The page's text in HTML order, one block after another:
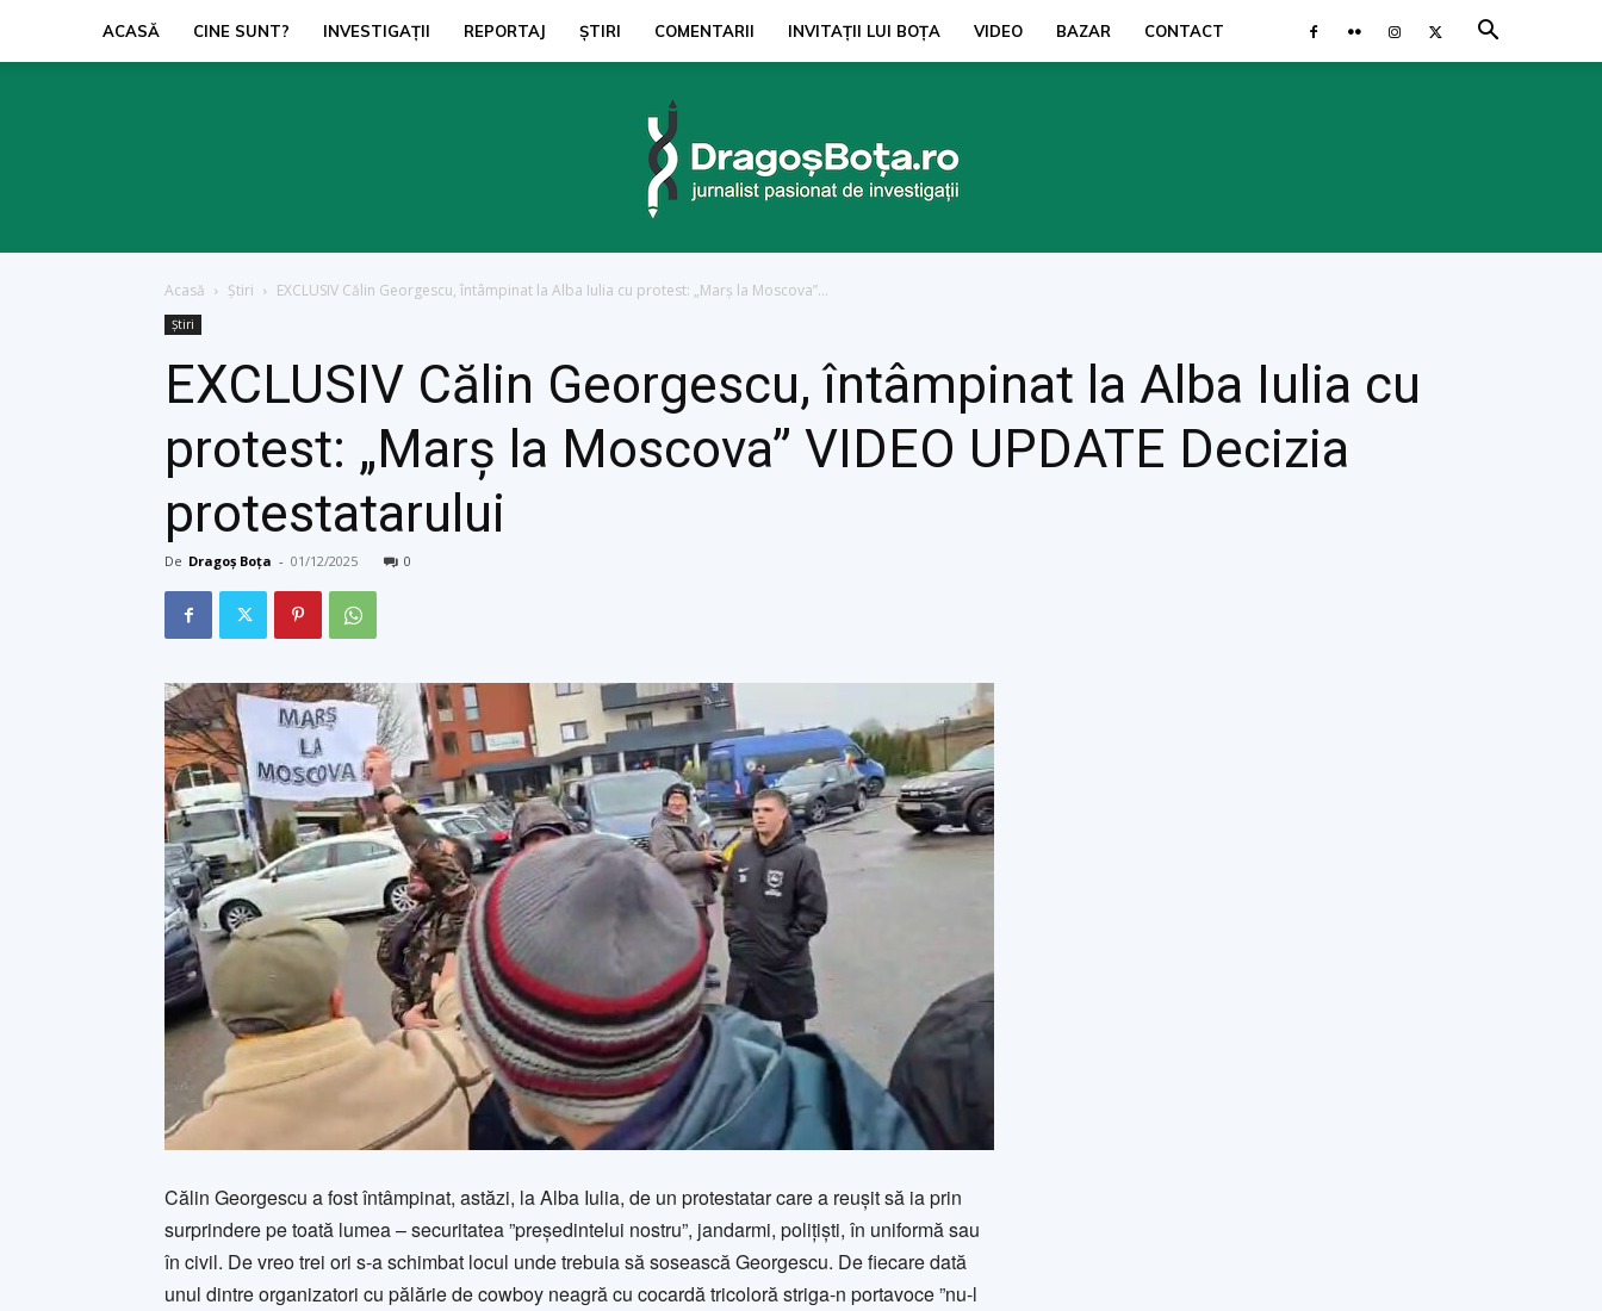
ACASĂ CINE SUNT? INVESTIGAŢII REPORTAJ ŞTIRI COMENTARII INVITAȚII LUI BOŢA VIDEO BAZAR CONTACT
Acasă Ştiri EXCLUSIV Călin Georgescu, întâmpinat la Alba Iulia cu protest: „Marș la Moscova”...
Ştiri
EXCLUSIV Călin Georgescu, întâmpinat la Alba Iulia cu
protest: „Marș la Moscova” VIDEO UPDATE Decizia
protestatarului
De Dragoș Boța - 01/12/2025 0
Călin Georgescu a fost întâmpinat, astăzi, la Alba Iulia, de un protestatar care a reușit să ia prin
surprindere pe toată lumea – securitatea ”președintelui nostru”, jandarmi, polițiști, în uniformă sau
în civil. De vreo trei ori s-a schimbat locul unde trebuia să sosească Georgescu. De fiecare dată
unul dintre organizatori cu pălărie de cowboy neagră cu cocardă tricoloră striga-n portavoce ”nu-l